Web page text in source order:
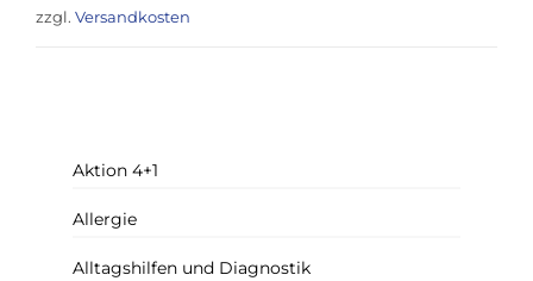
zzgl. Versandkosten
Aktion 4+1
Allergie
Alltagshilfen und Diagnostik